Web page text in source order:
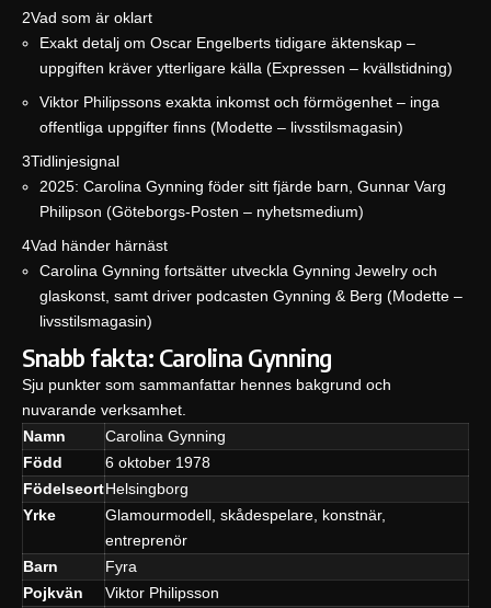
2Vad som är oklart
Exakt detalj om Oscar Engelberts tidigare äktenskap –
uppgiften kräver ytterligare källa (Expressen – kvällstidning)
Viktor Philipssons exakta inkomst och förmögenhet – inga
offentliga uppgifter finns (Modette – livsstilsmagasin)
3Tidlinjesignal
2025: Carolina Gynning föder sitt fjärde barn, Gunnar Varg
Philipson (Göteborgs-Posten – nyhetsmedium)
4Vad händer härnäst
Carolina Gynning fortsätter utveckla Gynning Jewelry och
glaskonst, samt driver podcasten Gynning & Berg (Modette –
livsstilsmagasin)
Snabb fakta: Carolina Gynning
Sju punkter som sammanfattar hennes bakgrund och
nuvarande verksamhet.
Namn
Carolina Gynning
Född
6 oktober 1978
FödelseortHelsingborg
Yrke
Glamourmodell, skådespelare, konstnär,
entreprenör
Barn
Fyra
Pojkvän
Viktor Philipsson